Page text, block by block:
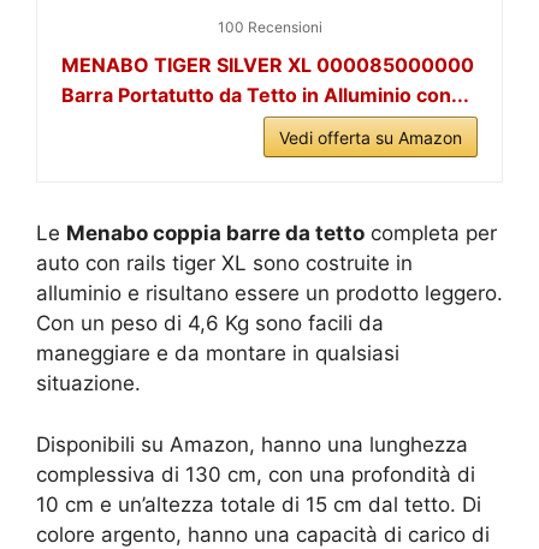
100 Recensioni
MENABO TIGER SILVER XL 000085000000
Barra Portatutto da Tetto in Alluminio con...
Vedi offerta su Amazon
Le Menabo coppia barre da tetto completa per
auto con rails tiger XL sono costruite in
alluminio e risultano essere un prodotto leggero.
Con un peso di 4,6 Kg sono facili da
maneggiare e da montare in qualsiasi
situazione.
Disponibili su Amazon, hanno una lunghezza
complessiva di 130 cm, con una profondità di
10 cm e un’altezza totale di 15 cm dal tetto. Di
colore argento, hanno una capacità di carico di